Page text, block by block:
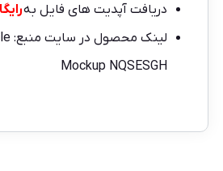
دریافت آپدیت های فایل به
لینک محصول در سایت منبع:
Mockup NQSESGH